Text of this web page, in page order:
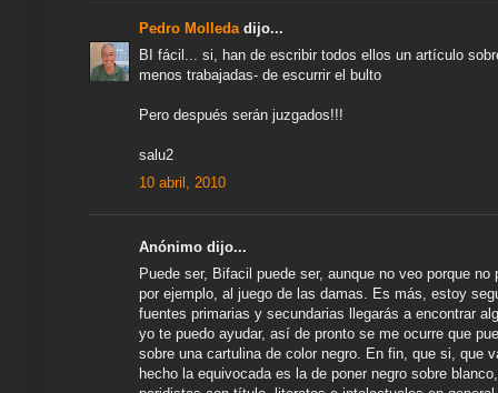
Pedro Molleda dijo...
BI fácil... si, han de escribir todos ellos un artículo
menos trabajadas- de escurrir el bulto
Pero después serán juzgados!!!
salu2
10 abril, 2010
Anónimo dijo...
Puede ser, Bifacil puede ser, aunque no veo porque
por ejemplo, al juego de las damas. Es más, estoy
fuentes primarias y secundarias llegarás a encontrar
yo te puedo ayudar, así de pronto se me ocurre que
sobre una cartulina de color negro. En fin, que si, que
hecho la equivocada es la de poner negro sobre